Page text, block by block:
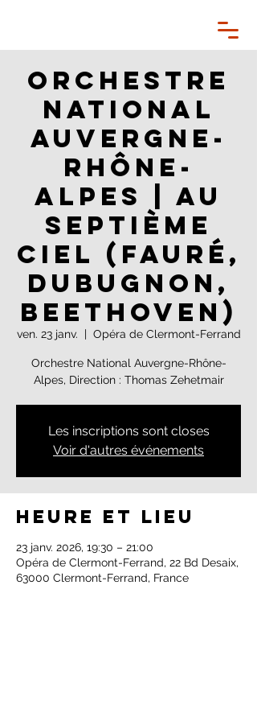
Orchestre
National
Auvergne-
Rhône-
Alpes | Au
septième
ciel (Fauré,
Dubugnon,
Beethoven)
ven. 23 janv.
  |
Opéra de Clermont-Ferrand
Orchestre National Auvergne-Rhône-
Alpes, Direction : Thomas Zehetmair
Les inscriptions sont closes
Voir d'autres événements
Heure et lieu
23 janv. 2026, 19:30 – 21:00
Opéra de Clermont-Ferrand, 22 Bd Desaix,
63000 Clermont-Ferrand, France